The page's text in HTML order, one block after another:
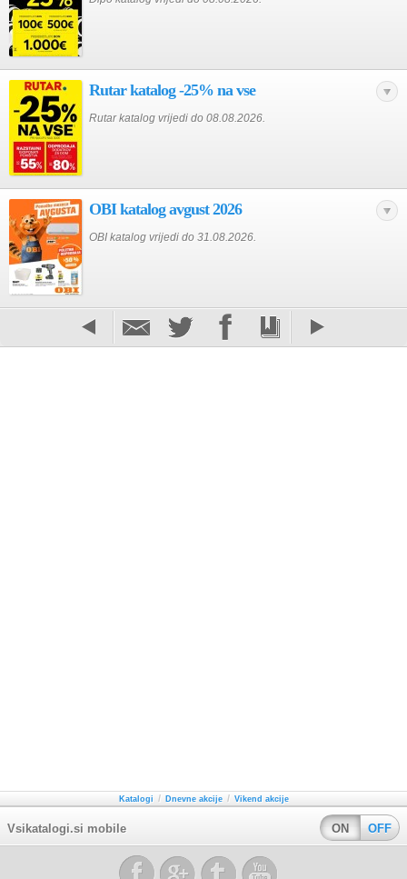
Rutar katalog -25% na vse
Rutar katalog vrijedi do 08.08.2026.
OBI katalog avgust 2026
OBI katalog vrijedi do 31.08.2026.
Katalogi / Dnevne akcije / Vikend akcije
Vsikatalogi.si mobile ON OFF